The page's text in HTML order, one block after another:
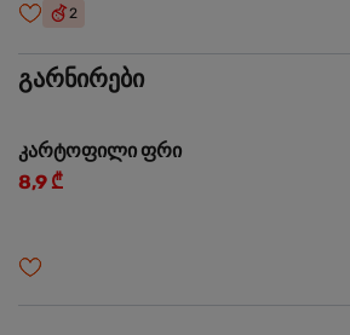
2
გარნირები
კარტოფილი ფრი
8,9 ₾